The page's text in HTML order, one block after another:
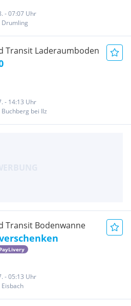
- 07:07 Uhr
Drumling
Transit Laderaumboden
- 14:13 Uhr
bei Ilz
Transit Bodenwanne
PayLivery
- 05:13 Uhr